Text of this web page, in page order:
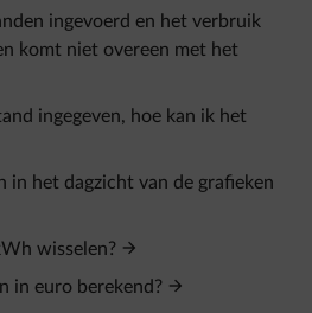
ingevoerd en het verbruik
komt niet overeen met het
ingegeven, hoe kan ik het
in het dagzicht van de grafieken
wisselen?
in euro berekend?